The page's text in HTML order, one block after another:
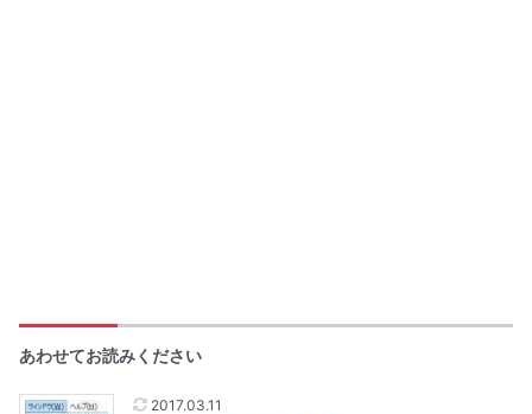
あわせてお読みください
2017.03.11